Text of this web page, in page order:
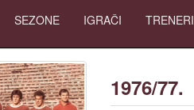
SEZONE IGRAČI TRENERI
1976/77.